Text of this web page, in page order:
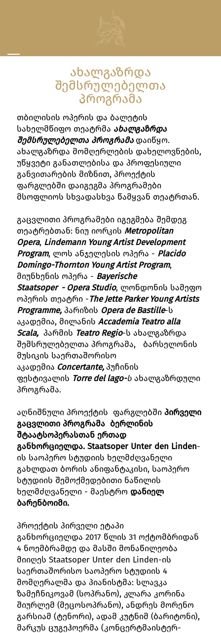
ᲐᲮᲐᲚᲒᲐᲖᲠᲓᲐ
ᲨᲔᲛᲡᲠᲣᲚᲔᲑᲔᲚᲗᲐ
ᲞᲠᲝᲒᲠᲐᲛᲐ
თბილისის ოპერის და ბალეტის
სახელმწიფო თეატრმა ახალგაზრდა
შემსრულებელთა პროგრამა დაიწყო.
ახალგაზრდა მომღერლების დახელოვნების,
უწყვეტი განათლებისა და პროფესიული
განვითარების მიზნით, პროექტის
ფარგლებში დაიგეგმა პროგრამები
მსოფლიოს სხვადასხვა წამყვან თეატრთან.
გაცვლითი პროგრამები იგეგმება შემდეგ
თეატრებთან: ნიუ იორკის Metropolitan
Opera, Lindemann Young Artist Development
Program, ლოს ანჯელესის ოპერა - Placido
Domingo-Thornton Young Artist Program,
მიუნხენის ოპერა - Bayerische
Staatsoper - Opera Studio, ლონდონის სამეფო
ოპერის თეატრი -The Jette Parker Young Artists
Programme, პარიზის Opera de Bastille-ს
აკადემია, მილანისAccademia Teatro alla
Scala, პარმის Teatro Regio-ს ახალგაზრდა
შემსრულებელთა პროგრამა, ბარსელონის
მუსიკის საერთაშორისო
აკადემია Concertante,პუჩინის
ფესტივალის Torre del lago-ს ახალგაზრდული
პროგრამა.
აღნიშნული პროექტის ფარგლებშიპირველი
გაცვლითი პროგრამა ბერლინის
შტაატსოპერასთან ერთად
განხორციელდა. Staatsoper Unter den Linden-
ის საოპერო სტუდიის ხელმძღვანელი
გახლდათ ბორის ანიფანტაკისი, საოპერო
სტუდიის შემოქმედებითი ნაწილის
ხელმძღვანელი - მაესტრო დანიელ
ბარენბოიმი.
პროექტის პირველი ეტაპი
განხორციელდა 2017 წლის 31 ოქტომბრიდან
4 ნოემბრამდე და მასში მონაწილეობა
მიიღეს Staatsoper Unter den Linden-ის
საერთაშორისო საოპერო სტუდიის 4
მომღერალმა და პიანისტმა: სლავკა
ზამეჩნიკოვამ (სოპრანო), კლარა კორინა
შიურლემ (მეცოსოპრანო), ანდრეს მორენო
გარსიამ (ტენორი), ადამ კუტნიმ (ბარიტონი),
მარკუს ცუგეჰოერმა (კონცერტმაისტერ-